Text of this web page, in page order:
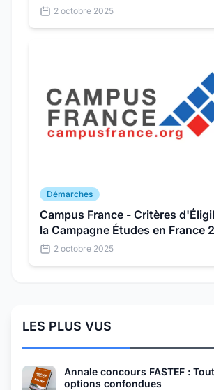
2 octobre 2025
Démarches
Campus France - Critères
la Campagne Études en France
2 octobre 2025
LES PLUS VUS
Annale concours FASTEF :
options confondues